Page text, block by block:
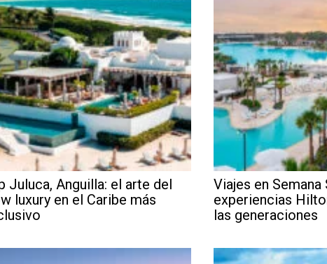
Juluca, Anguilla: el arte del
luxury en el Caribe más
Viajes en Semana
experiencias
las generaciones